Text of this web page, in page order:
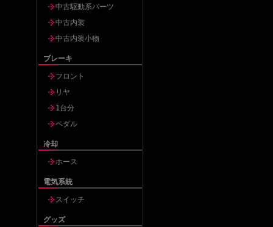
中古駆動系パーツ
中古内装
中古内装小物
ブレーキ
フロント
リヤ
1台分
ペダル
冷却
ホース
電気系統
スイッチ
グッズ